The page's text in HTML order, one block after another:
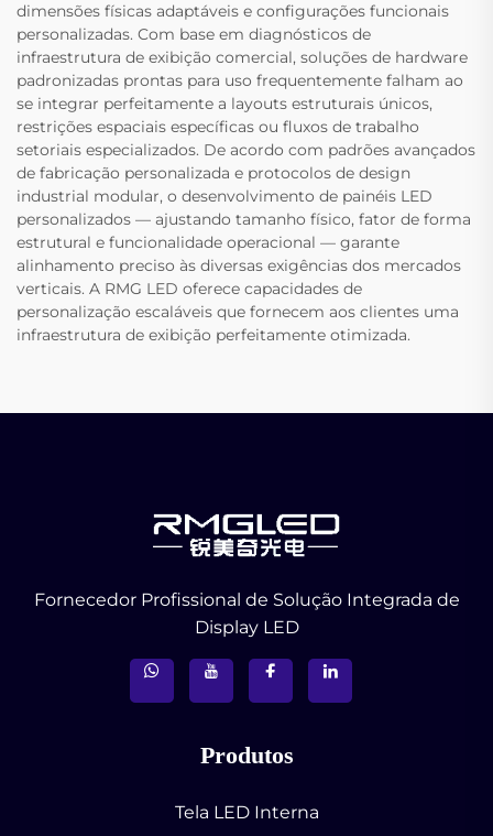
dimensões físicas adaptáveis e configurações funcionais
personalizadas. Com base em diagnósticos de
infraestrutura de exibição comercial, soluções de hardware
padronizadas prontas para uso frequentemente falham ao
se integrar perfeitamente a layouts estruturais únicos,
restrições espaciais específicas ou fluxos de trabalho
setoriais especializados. De acordo com padrões avançados
de fabricação personalizada e protocolos de design
industrial modular, o desenvolvimento de painéis LED
personalizados — ajustando tamanho físico, fator de forma
estrutural e funcionalidade operacional — garante
alinhamento preciso às diversas exigências dos mercados
verticais. A RMG LED oferece capacidades de
personalização escaláveis que fornecem aos clientes uma
infraestrutura de exibição perfeitamente otimizada.
Fornecedor Profissional de Solução Integrada de
Display LED
Produtos
Tela LED Interna